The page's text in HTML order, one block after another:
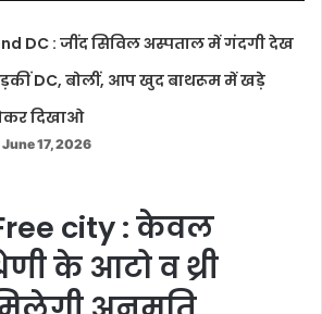
DC : जींद सिविल अस्पताल में गंदगी देख
DC, बोलीं, आप खुद बाथरूम में खड़े
दिखाओ
June 17, 2026
city : केवल
के आटो व थ्री